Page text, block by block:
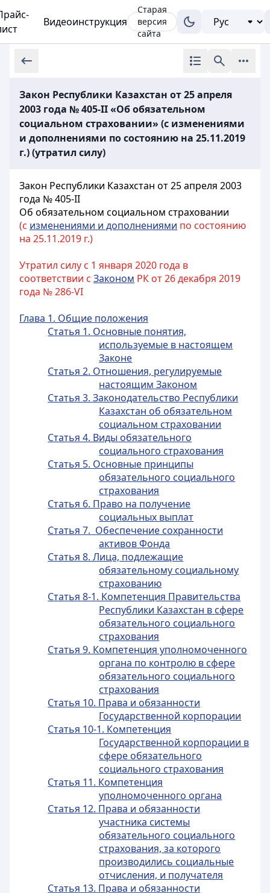
Видеоинструкция
Старая
версия
сайта
Закон Республики Казахстан от 25 апреля
2003 года № 405-II «Об обязательном
социальном страховании» (с изменениями
и дополнениями по состоянию на 25.11.2019
г.) (утратил силу)
Закон Республики Казахстан от 25 апреля 2003
года № 405-II
Об обязательном социальном страховании
(с изменениями и дополнениями по состоянию
на 25.11.2019 г.)
Утратил силу с 1 января 2020 года в
соответствии с Законом РК от 26 декабря 2019
года № 286-VI
Глава 1. Общие положения
Статья 1. Основные понятия,
используемые в настоящем
Законе
Статья 2. Отношения, регулируемые
настоящим Законом
Статья 3. Законодательство Республики
Казахстан об обязательном
социальном страховании
Статья 4. Виды обязательного
социального страхования
Статья 5. Основные принципы
обязательного социального
страхования
Статья 6. Право на получение
социальных выплат
Статья 7. Обеспечение сохранности
активов Фонда
Статья 8. Лица, подлежащие
обязательному социальному
страхованию
Статья 8-1. Компетенция Правительства
Республики Казахстан в сфере
обязательного социального
страхования
Статья 9. Компетенция уполномоченного
органа по контролю в сфере
обязательного социального
страхования
Статья 10. Права и обязанности
Государственной корпорации
Статья 10-1. Компетенция
Государственной корпорации в
сфере обязательного
социального страхования
Статья 11. Компетенция
уполномоченного органа
Статья 12. Права и обязанности
участника системы
обязательного социального
страхования, за которого
производились социальные
отчисления, и получателя
Статья 13. Права и обязанности